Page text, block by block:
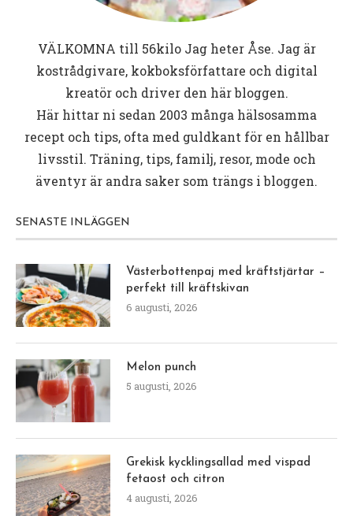
VÄLKOMNA till 56kiloJag heter Åse. Jag är
kostrådgivare, kokboksförfattare och digital
kreatör och driver den här bloggen.
Här hittar ni sedan 2003 många hälsosamma
recept och tips, ofta med guldkant för en hållbar
livsstil. Träning, tips, familj, resor, mode och
äventyr är andra saker som trängs i bloggen.
SENASTE INLÄGGEN
Västerbottenpaj med kräftstjärtar –
perfekt till kräftskivan
6 augusti, 2026
Melon punch
5 augusti, 2026
Grekisk kycklingsallad med vispad
fetaost och citron
4 augusti, 2026